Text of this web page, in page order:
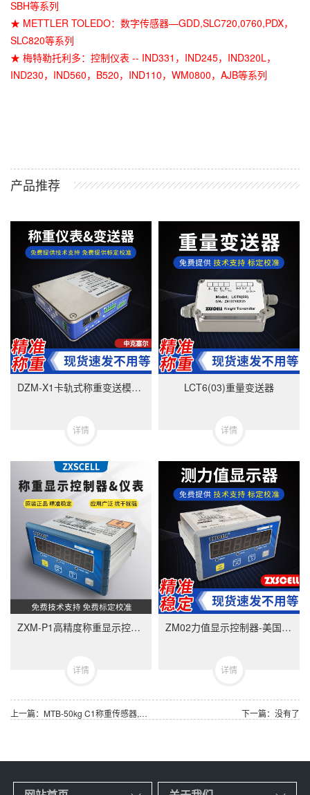
SBH等系列
★ METTLER TOLEDO：数字传感器—GDD,SLC720,0760,PDX，
SLC820等系列
★ 梅特勒托利多：控制仪表 -- IND331，IND245，IND320L，
IND230，IND560，B520，IND110，WM0800，AJB等系列
产品推荐
DZM-X1卡轨式称重变送模块-美国中克塞尔品牌
详情
LCT6(03)重量变送器
详情
ZXM-P1高精度称重显示控制器-ZXMP1美国中克塞尔品牌称重仪表
详情
ZM02力值显示控制器-美国中克塞尔品牌称重仪表
详情
上一篇：MTB-50kg C1称重传感器,梅特勒托利多MTB-50kg 3m C1 CN 4P(72244153) 下一篇：没有了